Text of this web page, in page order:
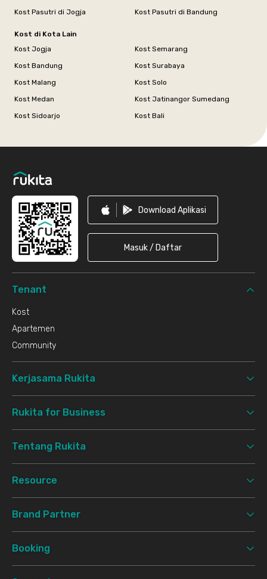
Kost Pasutri di Jogja
Kost Pasutri di Bandung
Kost di Kota Lain
Kost Jogja
Kost Semarang
Kost Bandung
Kost Surabaya
Kost Malang
Kost Solo
Kost Medan
Kost Jatinangor Sumedang
Kost Sidoarjo
Kost Bali
Download Aplikasi
Masuk / Daftar
Tenant
Kost
Apartemen
Community
Kerjasama Rukita
Rukita for Business
Tentang Rukita
Resource
Brand Partner
Booking